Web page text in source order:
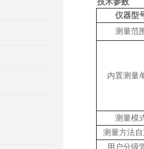
技术参数
仪器型
测量范
内置测量
测量模
测量方法
用户分级